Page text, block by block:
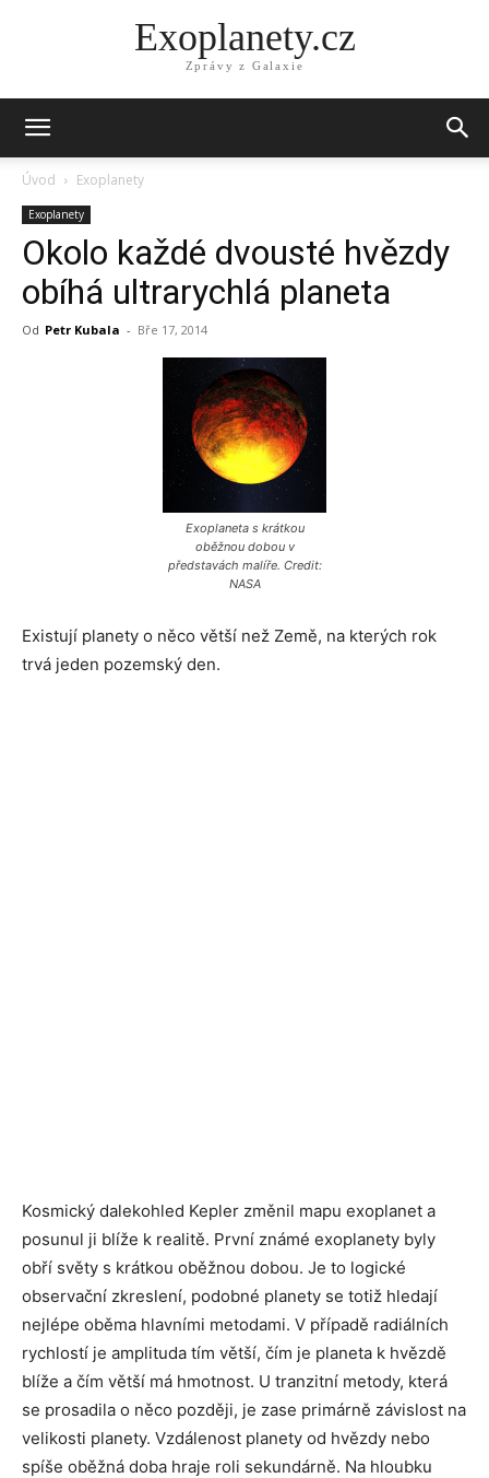
Exoplanety.cz
Zprávy z Galaxie
Úvod Exoplanety
Exoplanety
Okolo každé dvousté hvězdy
obíhá ultrarychlá planeta
Od Petr Kubala - Bře 17, 2014
Exoplaneta s krátkou
oběžnou dobou v
představách malíře. Credit:
NASA
Existují planety o něco větší než Země, na kterých rok
trvá jeden pozemský den.
Kosmický dalekohled Kepler změnil mapu exoplanet a
posunul ji blíže k realitě. První známé exoplanety byly
obří světy s krátkou oběžnou dobou. Je to logické
observační zkreslení, podobné planety se totiž hledají
nejlépe oběma hlavními metodami. V případě radiálních
rychlostí je amplituda tím větší, čím je planeta k hvězdě
blíže a čím větší má hmotnost. U tranzitní metody, která
se prosadila o něco později, je zase primárně závislost na
velikosti planety. Vzdálenost planety od hvězdy nebo
spíše oběžná doba hraje roli sekundárně. Na hloubku